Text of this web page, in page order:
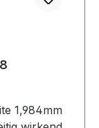
1,984mm